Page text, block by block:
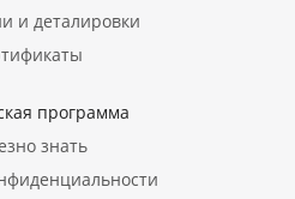
и деталировки
программа
знать